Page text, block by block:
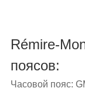
Rémire-
поясов:
Часовой пояс: